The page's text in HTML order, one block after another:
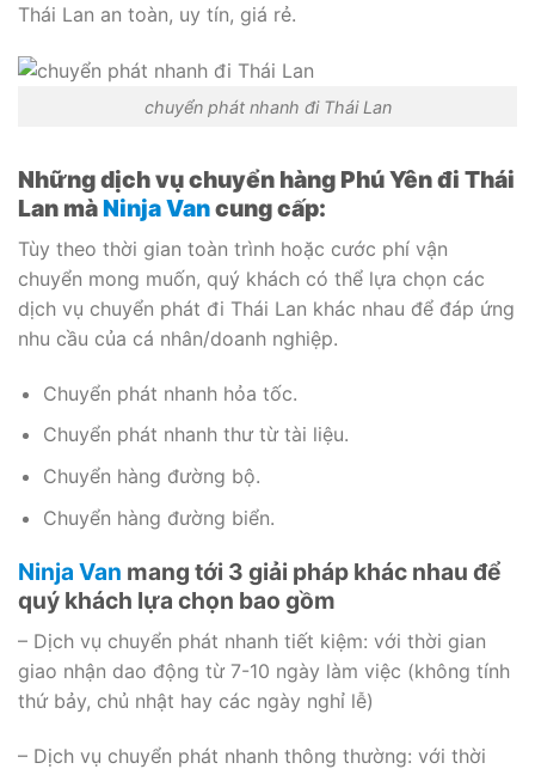
Thái Lan an toàn, uy tín, giá rẻ.
chuyển phát nhanh đi Thái Lan
Những dịch vụ chuyển hàng Phú Yên đi Thái
Lan màNinja Vancung cấp:
Tùy theo thời gian toàn trình hoặc cước phí vận
chuyển mong muốn, quý khách có thể lựa chọn các
dịch vụ chuyển phát đi Thái Lan khác nhau để đáp ứng
nhu cầu của cá nhân/doanh nghiệp.
Chuyển phát nhanh hỏa tốc.
Chuyển phát nhanh thư từ tài liệu.
Chuyển hàng đường bộ.
Chuyển hàng đường biển.
Ninja Van mang tới 3 giải pháp khác nhau để
quý khách lựa chọn bao gồm
– Dịch vụ chuyển phát nhanh tiết kiệm: với thời gian
giao nhận dao động từ 7-10 ngày làm việc (không tính
thứ bảy, chủ nhật hay các ngày nghỉ lễ)
– Dịch vụ chuyển phát nhanh thông thường: với thời